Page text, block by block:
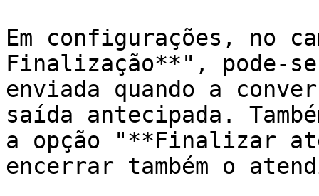
Em configurações, no
Finalização**", pode-
enviada quando a
saída antecipada.
a opção "**Finalizar
encerrar também o